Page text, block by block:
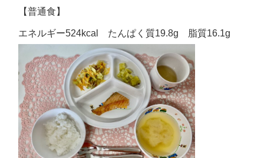
【普通食】
エネルギー524kcal たんぱく質19.8g 脂質16.1g